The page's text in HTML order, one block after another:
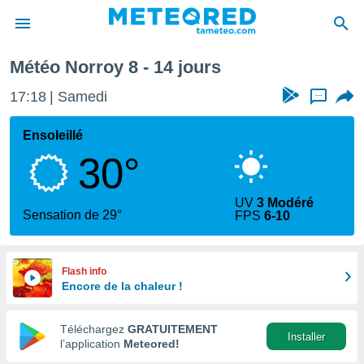
de
en
Météo Norroy 8 - 14 jours
17:18 Samedi ...
Ensoleillé
30°
Sensation de 29°
UV3 Modéré
FPS6-10
Flash info
Encore de la chaleur !
Téléchargez GRATUITEMENT
l’application Meteored!
Installer